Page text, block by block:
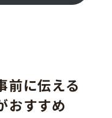
前に伝える
おすすめ